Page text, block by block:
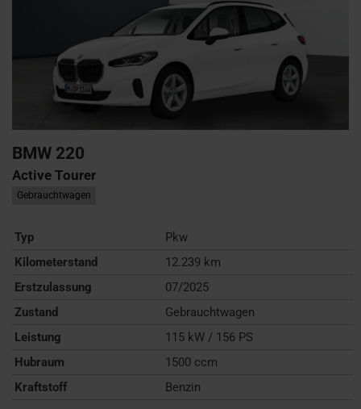
BMW 220
Active Tourer
Gebrauchtwagen
Typ
Pkw
Kilometerstand
12.239 km
Erstzulassung
07/2025
Zustand
Gebrauchtwagen
Leistung
115 kW / 156 PS
Hubraum
1500 ccm
Kraftstoff
Benzin